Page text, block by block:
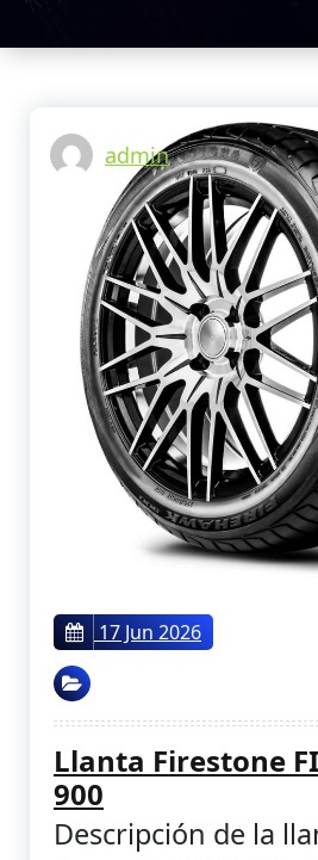
Llantero
Para Camión
admin
17 Jun 2026
Llanta Firestone
900
Descripción de la